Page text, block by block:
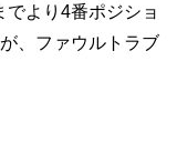
より4番ポジショ
、ファウルトラブ